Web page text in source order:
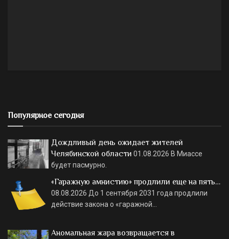
Популярное сегодня
Дождливый день ожидает жителей
Челябинской области 01.08.2026 В Миассе
будет пасмурно.
«Гаражную амнистию» продлили еще на пять…
08.08.2026 До 1 сентября 2031 года продлили
действие закона о «гаражной…
Аномальная жара возвращается в